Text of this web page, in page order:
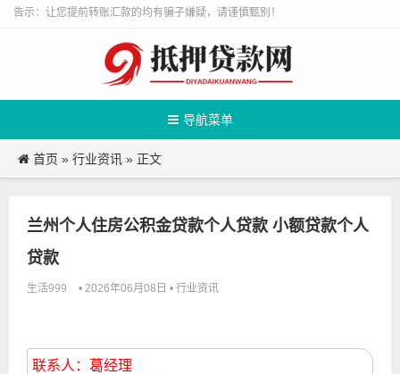
告示：让您提前转账汇款的均有骗子嫌疑，请谨慎甄别！
导航菜单
首页 » 行业资讯 » 正文
兰州个人住房公积金贷款个人贷款 小额贷款个人
贷款
生活999 • 2026年06月08日 • 行业资讯
联系人：葛经理